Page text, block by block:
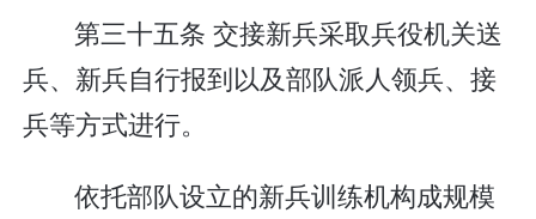
第三十五条 交接新兵采取兵役机关送
兵、新兵自行报到以及部队派人领兵、接
兵等方式进行。
依托部队设立的新兵训练机构成规模